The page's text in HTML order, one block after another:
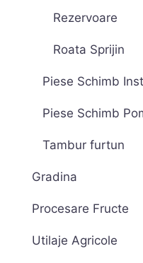
Rezervoare
Roata Sprijin
Piese Schimb
Piese Schimb
Tambur furtun
Gradina
Procesare Fructe
Utilaje Agricole